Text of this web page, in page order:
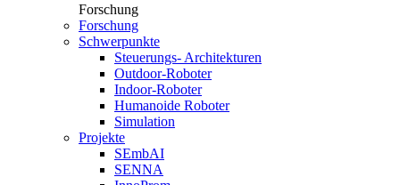
Forschung
Forschung
Schwerpunkte
Steuerungs- Architekturen
Outdoor-Roboter
Indoor-Roboter
Humanoide Roboter
Simulation
Projekte
SEmbAI
SENNA